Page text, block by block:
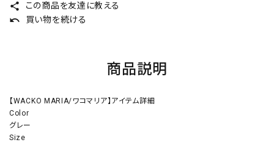
share この商品を友達に教える
undo 買い物を続ける
商品説明
【WACKO MARIA/ワコマリア】アイテム詳細
Color
グレー
Size